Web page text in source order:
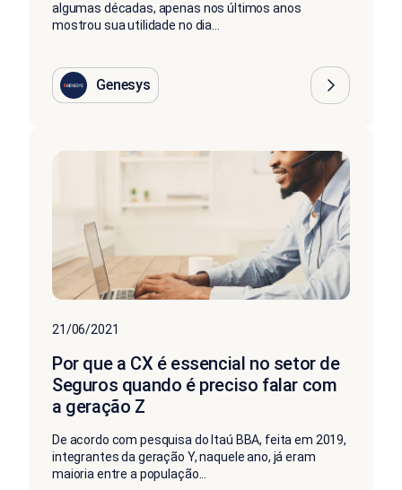
algumas décadas, apenas nos últimos anos
mostrou sua utilidade no dia...
Genesys
21/06/2021
Por que a CX é essencial no setor de
Seguros quando é preciso falar com
a geração Z
De acordo com pesquisa do Itaú BBA, feita em 2019,
integrantes da geração Y, naquele ano, já eram
maioria entre a população...